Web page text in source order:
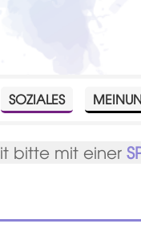
SOZIALES
bitte mit einer